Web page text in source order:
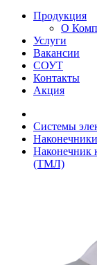
Продукция
О
Услуги
Вакансии
СОУТ
Контакты
Акция
Системы
Наконечник
(ТМЛ)